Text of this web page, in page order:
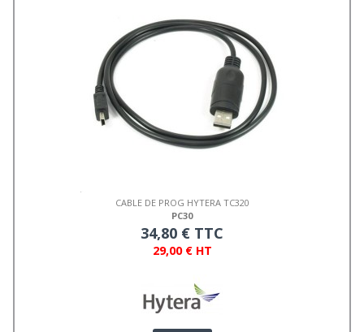
CABLE DE PROG HYTERA TC320
PC30
34,80 € TTC
29,00 € HT